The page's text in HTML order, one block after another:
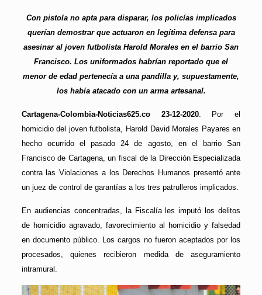
Con pistola no apta para disparar, los policías implicados
querían demostrar que actuaron en legítima defensa para
asesinar al joven futbolista Harold Morales en el barrio San
Francisco. Los uniformados habrían reportado que el
menor de edad pertenecía a una pandilla y, supuestamente,
los había atacado con un arma artesanal.
Cartagena-Colombia-Noticias625.co 23-12-2020. Por el
homicidio del joven futbolista, Harold David Morales Payares en
hecho ocurrido el pasado 24 de agosto, en el barrio San
Francisco de Cartagena, un fiscal de la Dirección Especializada
contra las Violaciones a los Derechos Humanos presentó ante
un juez de control de garantías a los tres patrulleros implicados.
En audiencias concentradas, la Fiscalía les imputó los delitos
de homicidio agravado, favorecimiento al homicidio y falsedad
en documento público. Los cargos no fueron aceptados por los
procesados, quienes recibieron medida de aseguramiento
intramural.